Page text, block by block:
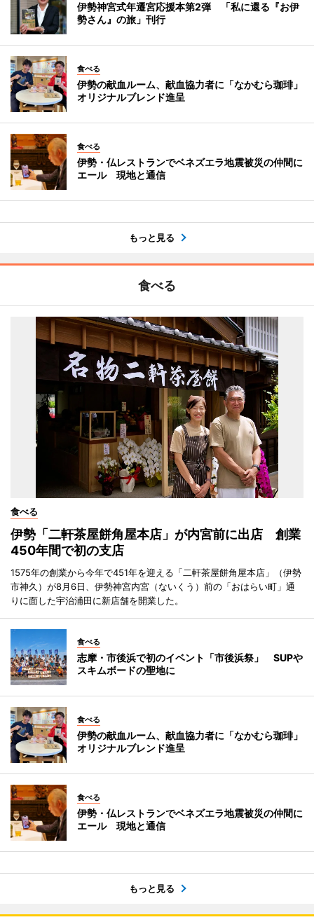
伊勢神宮式年遷宮応援本第2弾 「私に還る『お伊
勢さん』の旅」刊行
食べる
伊勢の献血ルーム、献血協力者に「なかむら珈琲」
オリジナルブレンド進呈
食べる
伊勢・仏レストランでベネズエラ地震被災の仲間に
エール 現地と通信
もっと見る
食べる
食べる
伊勢「二軒茶屋餅角屋本店」が内宮前に出店 創業
450年間で初の支店
1575年の創業から今年で451年を迎える「二軒茶屋餅角屋本店」（伊勢
市神久）が8月6日、伊勢神宮内宮（ないくう）前の「おはらい町」通
りに面した宇治浦田に新店舗を開業した。
食べる
志摩・市後浜で初のイベント「市後浜祭」 SUPや
スキムボードの聖地に
食べる
伊勢の献血ルーム、献血協力者に「なかむら珈琲」
オリジナルブレンド進呈
食べる
伊勢・仏レストランでベネズエラ地震被災の仲間に
エール 現地と通信
もっと見る